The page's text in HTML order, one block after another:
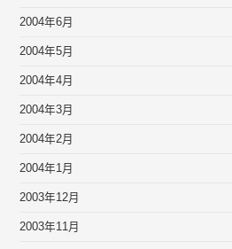
2004年6月
2004年5月
2004年4月
2004年3月
2004年2月
2004年1月
2003年12月
2003年11月